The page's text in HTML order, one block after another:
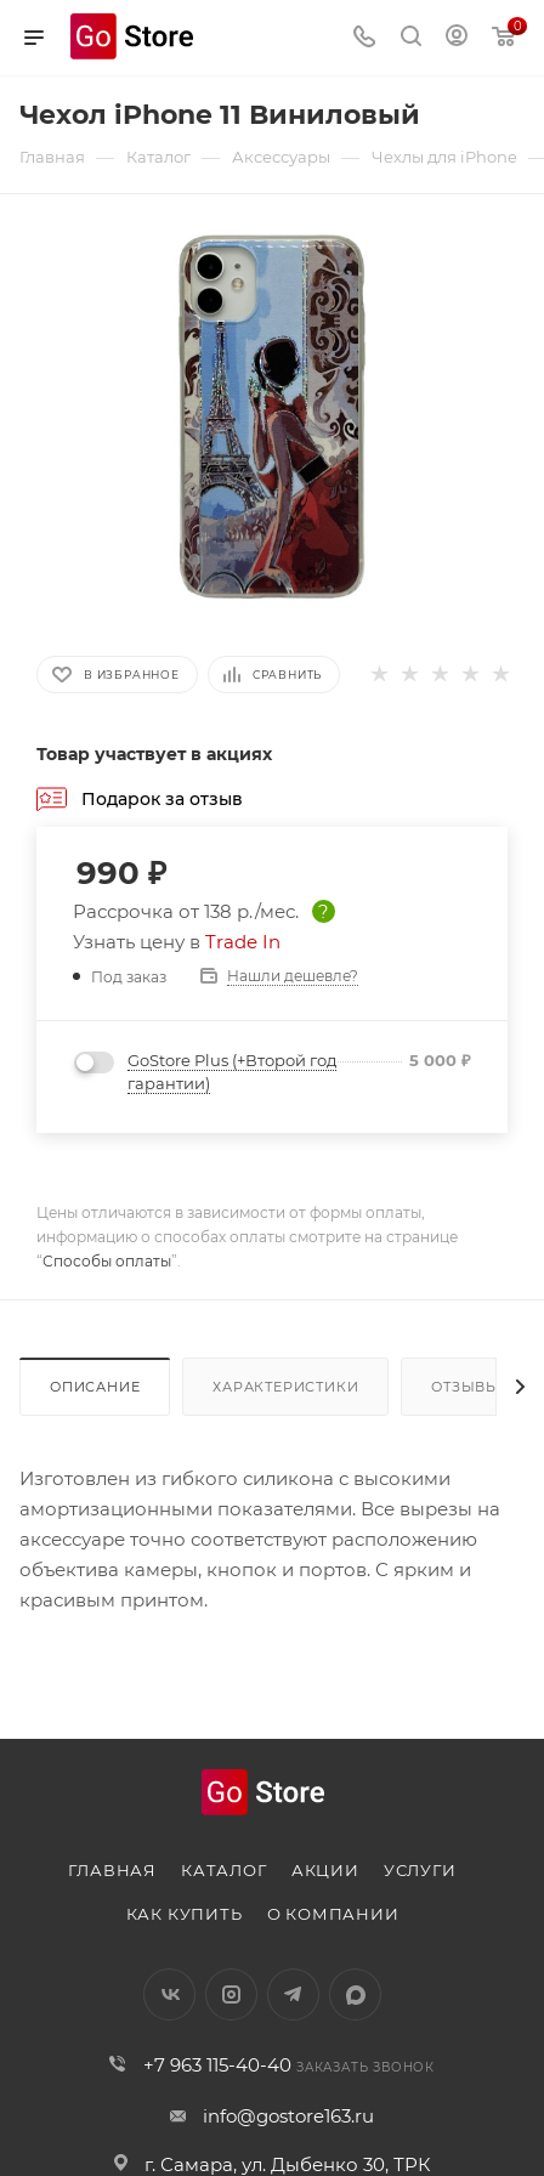
0
Чехол iPhone 11 Виниловый
Главная — Каталог — Аксессуары — Чехлы для iPhone
В ИЗБРАННОЕ СРАВНИТЬ
Товар участвует в акциях
Подарок за отзыв
990 ₽
Рассрочка от 138 р./мес.
?
Узнать цену в Trade In
Под заказ Нашли дешевле?
GoStore Plus (+Второй год
гарантии)
5 000 ₽
Цены отличаются в зависимости от формы оплаты,
информацию о способах оплаты смотрите на странице
“Способы оплаты”.
ОПИСАНИЕ ХАРАКТЕРИСТИКИ ОТЗЫВЫ
Изготовлен из гибкого силикона с высокими
амортизационными показателями. Все вырезы на
аксессуаре точно соответствуют расположению
объектива камеры, кнопок и портов. С ярким и
красивым принтом.
ГЛАВНАЯ КАТАЛОГ АКЦИИ УСЛУГИ
КАК КУПИТЬ О КОМПАНИИ
+7 963 115-40-40 ЗАКАЗАТЬ ЗВОНОК
info@gostore163.ru
г. Самара, ул. Дыбенко 30, ТРК